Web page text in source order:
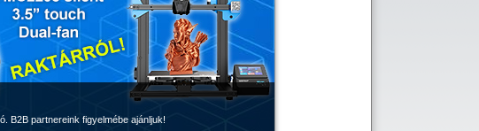
B2B partnereink figyelmébe ajánljuk!